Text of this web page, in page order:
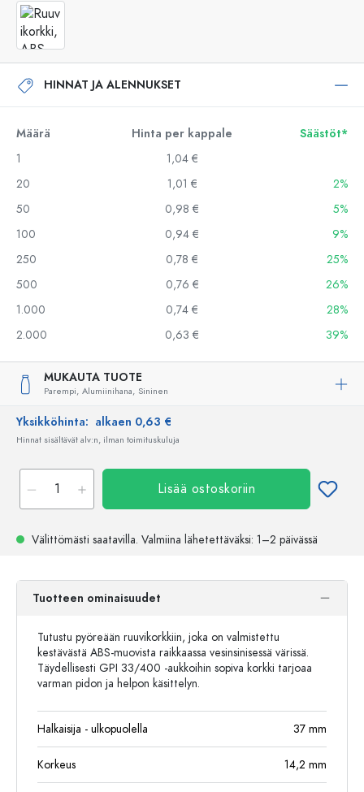
HINNAT JA ALENNUKSET
Määrä Hinta per kappale
Säästöt*
1
1,04 €
20
1,01 €
2%
50
0,98 €
5%
100
0,94 €
9%
250
0,78 €
25%
500
0,76 €
26%
1.000
0,74 €
28%
2.000
0,63 € 39%
MUKAUTA TUOTE
Parempi, Alumiinihana, Sininen
Yksikköhinta: alkaen 0,63 €
Hinnat sisältävät alv:n, ilman toimituskuluja
Lisää ostoskoriin
Välittömästi saatavilla. Valmiina lähetettäväksi: 1–2 päivässä
Tuotteen ominaisuudet
Tutustu pyöreään ruuvikorkkiin, joka on valmistettu
kestävästä ABS-muovista raikkaassa vesinsinisessä värissä.
Täydellisesti GPI 33/400 -aukkoihin sopiva korkki tarjoaa
varman pidon ja helpon käsittelyn.
Halkaisija - ulkopuolella 37 mm
Korkeus 14,2 mm